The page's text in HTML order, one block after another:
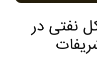
قرارداد ۳۰ دکل نفتی در